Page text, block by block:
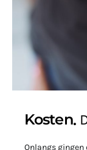
Kosten
Onlangs gingen